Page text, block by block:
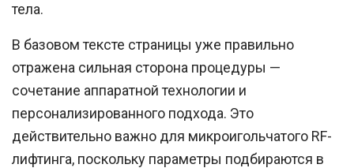
тела.
В базовом тексте страницы уже правильно
отражена сильная сторона процедуры —
сочетание аппаратной технологии и
персонализированного подхода. Это
действительно важно для микроигольчатого RF-
лифтинга, поскольку параметры подбираются в